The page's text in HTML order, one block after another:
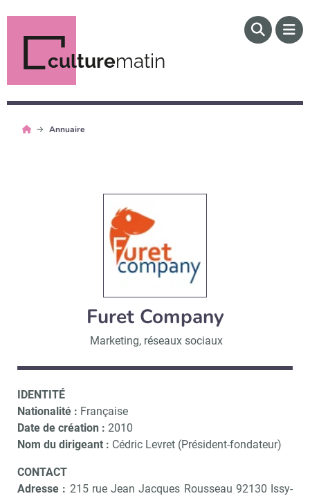
culturematin
Annuaire
Furet Company
Marketing, réseaux sociaux
IDENTITÉ
Nationalité : Française
Date de création : 2010
Nom du dirigeant : Cédric Levret (Président-fondateur)
CONTACT
Adresse : 215 rue Jean Jacques Rousseau 92130 Issy-